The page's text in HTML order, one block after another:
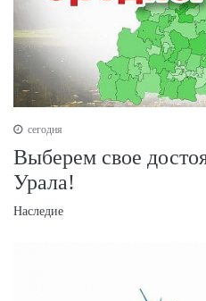
сегодня
Выберем свое
Урала!
Наследие